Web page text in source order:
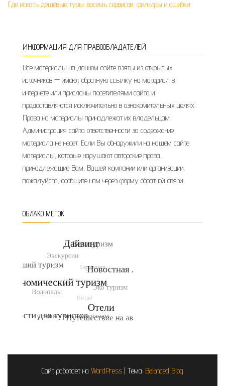
Где искать дешёвые туры: восемь сервисов, фильтры и ошибки
ИНФОРМАЦИЯ ДЛЯ ПРАВООБЛАДАТЕЛЕЙ
Все материалы на данном сайте взяты из открытых
источников — имеют обратную ссылку на материал в
интернете или присланы посетителями сайта и
предоставляются исключительно в ознакомительных целях.
Права на материалы принадлежат их владельцам.
Администрация сайта ответственности за содержание
материала не несет. Если Вы обнаружили на нашем сайте
материалы, которые нарушают авторские права,
принадлежащие Вам, Вашей компании или организации,
пожалуйста, сообщите нам через форму обратной связи.
ОБЛАКО МЕТОК
Сайт работает на WordPress | Тема: Balanced Blog